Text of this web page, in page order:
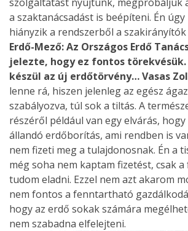
a szaktanácsadást is beépíteni. Én
hiányzik a rendszerből a
Erdő-Mező: Az Országos Erdő
jelezte, hogy ez fontos
készül az új erdőtörvény…Vasas
lenne rá, hiszen jelenleg az egész
szabályozva, túl sok a tiltás. A
részéről például van egy elvárás,
állandó erdőborítás, ami rendben is
nem fizeti meg a tulajdonosnak. Én a
még soha nem kaptam fizetést, csak
tudom eladni. Ezzel nem azt akarom
nem fontos a fenntartható
hogy az erdő sokak számára
nem szabadna elfelejteni.